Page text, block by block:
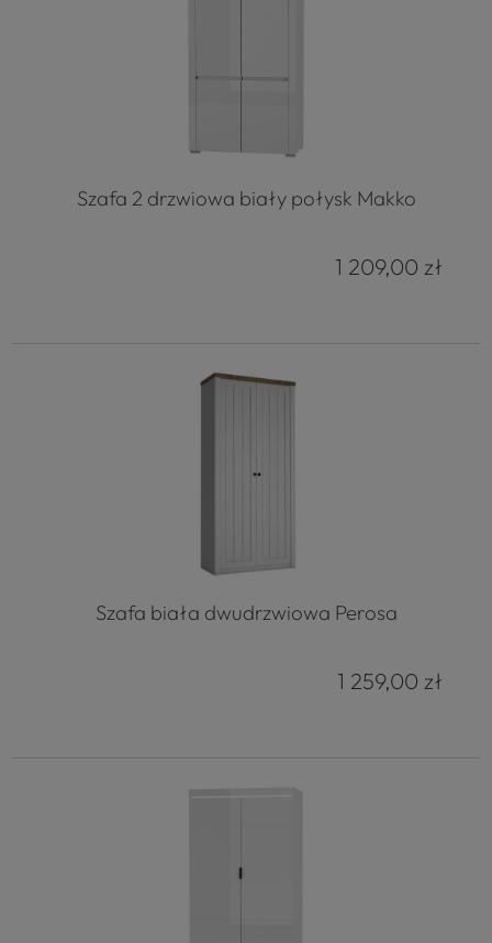
Szafa 2 drzwiowa biały połysk Makko
1 209,00 zł
Szafa biała dwudrzwiowa Perosa
1 259,00 zł